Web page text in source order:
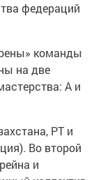
федераций
команды
на две
А и
РТ и
Во второй
и